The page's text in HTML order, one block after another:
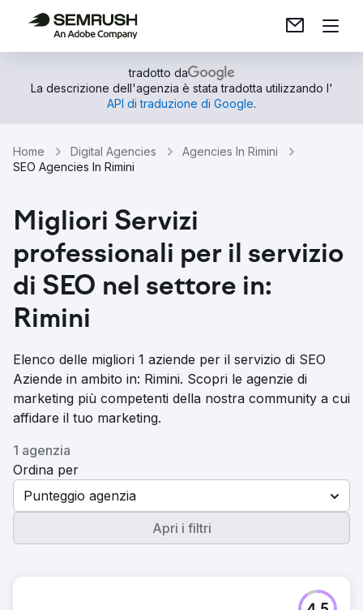
tradotto da
La descrizione dell'agenzia è stata tradotta utilizzando l'
API di traduzione di Google.
Home Digital Agencies
Agencies In Rimini
SEO Agencies In Rimini
Migliori Servizi
professionali per il servizio
di SEO nel settore in:
Rimini
Elenco delle migliori 1 aziende per il servizio di SEO
Aziende in ambito in: Rimini. Scopri le agenzie di
marketing più competenti della nostra community a cui
affidare il tuo marketing.
1 agenzia
Ordina per
Punteggio agenzia
Apri i filtri